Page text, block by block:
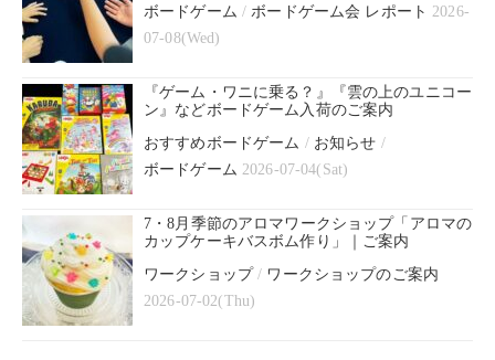
ボードゲーム / ボードゲーム会 レポート 2026-
07-08(Wed)
『ゲーム・ワニに乗る？』『雲の上のユニコー
ン』などボードゲーム入荷のご案内
おすすめボードゲーム / お知らせ /
ボードゲーム 2026-07-04(Sat)
7・8月季節のアロマワークショップ「アロマの
カップケーキバスボム作り」｜ご案内
ワークショップ/ ワークショップのご案内
2026-07-02(Thu)